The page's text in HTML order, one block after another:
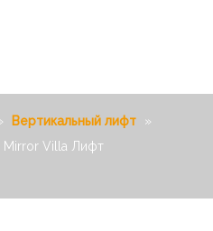
Вертикальный лифт
»
Villa Лифт